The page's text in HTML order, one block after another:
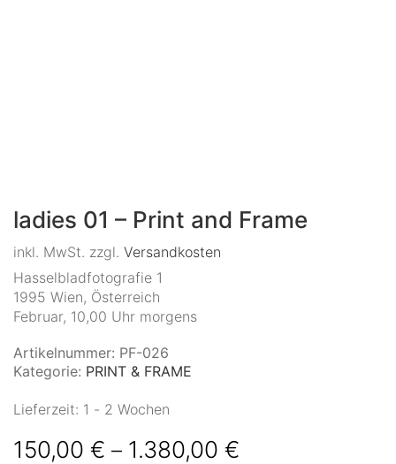
ladies 01 – Print and Frame
inkl. MwSt. zzgl. Versandkosten
Hasselbladfotografie 1
1995 Wien, Österreich
Februar, 10,00 Uhr morgens
Artikelnummer: PF-026
Kategorie: PRINT & FRAME
Lieferzeit: 1 - 2 Wochen
150,00 € – 1.380,00 €